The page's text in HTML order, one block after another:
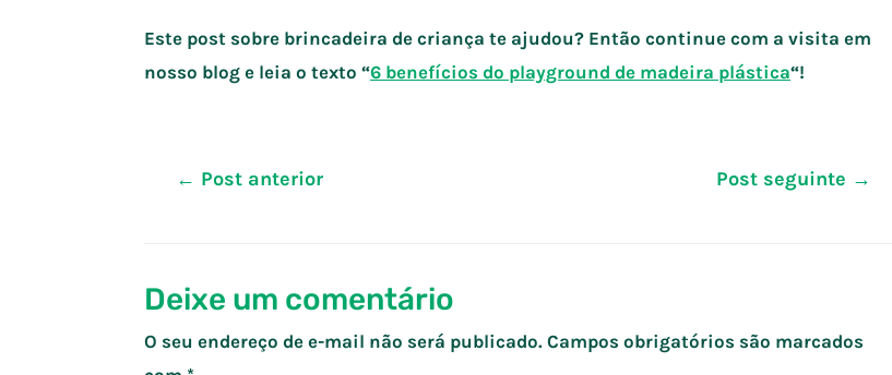
Este post sobre brincadeira de criança te ajudou? Então continue com a visita em
nosso blog e leia o texto “6 benefícios do playground de madeira plástica“!
Navegação
← Post anterior Post seguinte →
Deixe um comentário
O seu endereço de e-mail não será publicado. Campos obrigatórios são marcados